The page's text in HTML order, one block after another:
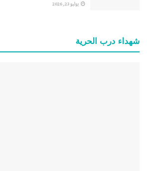
يوليو 23, 2026
شهداء درب الحرية